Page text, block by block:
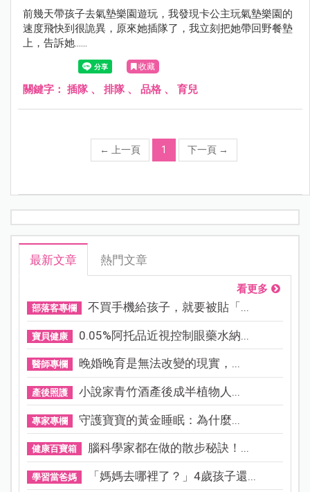
前幾天帶孩子去氣墊樂園遊玩，我發現卡公主玩氣墊樂園的
速度飛快到很詭異，原來她插隊了，我立刻把她帶回野餐墊
上，告訴她......
收藏
關鍵字： 插隊、 排隊、 品格 、 育兒
← 上一頁 1 下一頁 →
最新文章 熱門文章
看更多
部落客專欄 不買手機給孩子，就要被貼「...
寶貝健康 0.05%阿托品近視控制眼藥水納...
醫師專欄 晚婚晚育是無法改變的現實，...
產後照護 小說家青竹酒產後成半植物人...
專家專欄 守護寶寶的黃金睡眠：為什麼...
健康百寶箱 腦科學家都在做的散步秘訣！...
學習當爸媽 「媽媽去哪裡了？」4歲孩子還...